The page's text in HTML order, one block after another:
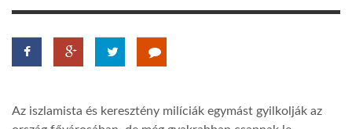
Az iszlamista és keresztény milíciák egymást gyilkolják az